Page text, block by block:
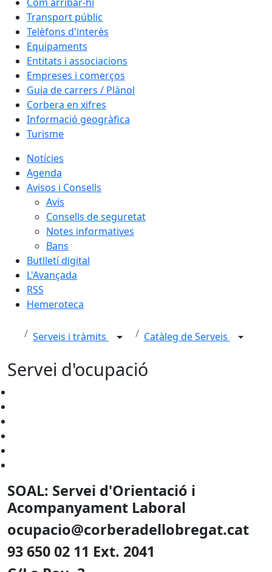
Transport públic
Telèfons d'interès
Equipaments
Entitats i associacions
Empreses i comerços
Guia de carrers / Plànol
Corbera en xifres
Informació geogràfica
Turisme
Notícies
Agenda
Avisos i Consells
Avís
Consells de seguretat
Notes informatives
Bans
Butlletí digital
L'Avançada
RSS
Hemeroteca
Serveis i tràmits Catàleg de Serveis
Servei d'ocupació
SOAL: Servei d'Orientació i
Acompanyament Laboral
ocupacio@corberadellobregat.cat
93 650 02 11 Ext. 2041